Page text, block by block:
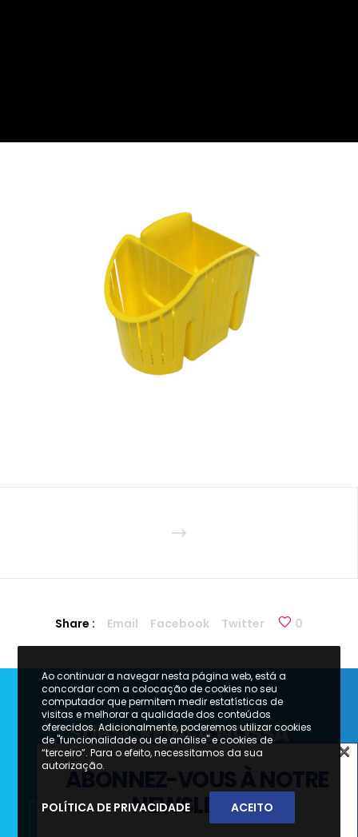
Share : Email Facebook Twitter 0
SUBSCREVA A NOSSA
NEWSLETTER
Ao continuar a navegar nesta página web, está a
concordar com a colocação de cookies no seu
computador que permitem medir estatísticas de
visitas e melhorar a qualidade dos conteúdos
oferecidos. Adicionalmente, poderemos utilizar cookies
de "funcionalidade ou de análise" e cookies de
“terceiro”. Para o efeito, necessitamos da sua
autorização.
POLÍTICA DE PRIVACIDADE ACEITO
SUBSCREVA A NOSSA
NEWSLETTER
×
ABONNEZ-VOUS À NOTRE
NEWSLETTER
×